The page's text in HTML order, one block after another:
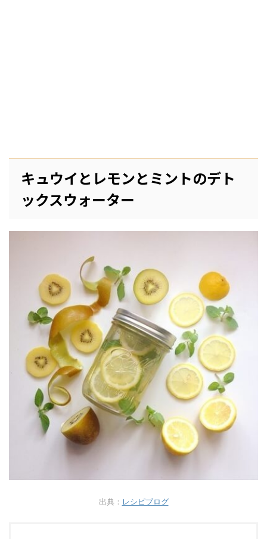
キュウイとレモンとミントのデト
ックスウォーター
出典： レシピブログ